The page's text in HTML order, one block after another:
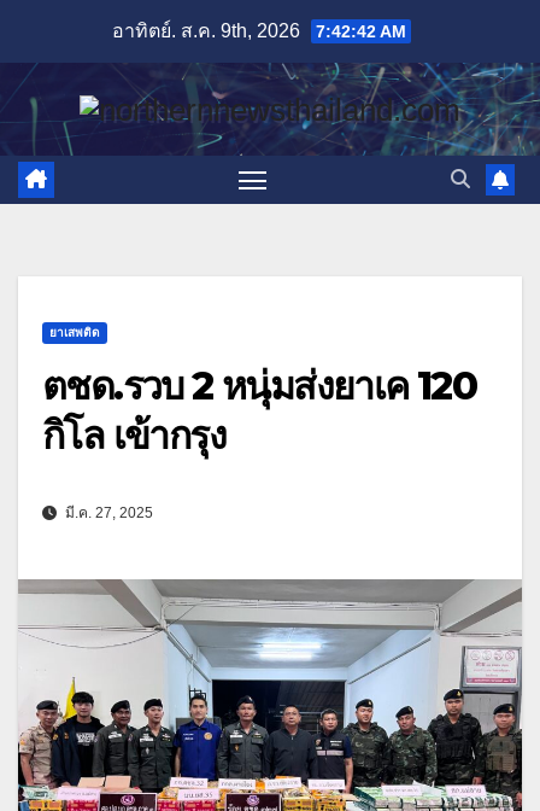
content
อาทิตย์. ส.ค. 9th, 2026 7:42:44 AM
ยาเสพติด
ตชด.รวบ 2 หนุ่มส่งยาเค 120
กิโล เข้ากรุง
มี.ค. 27, 2025